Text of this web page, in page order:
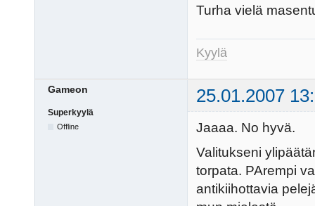
Turha vielä
Kyylä
Gameon 25.01.2007
Superkyylä
Offline
Jaaaa. No hyvä.
Valitukseni
torpata. PArempi
antikiihottavia